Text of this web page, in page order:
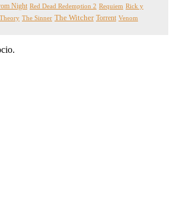
Night Red Dead Redemption 2 Requiem Rick y
The Sinner The Witcher Torrent Venom